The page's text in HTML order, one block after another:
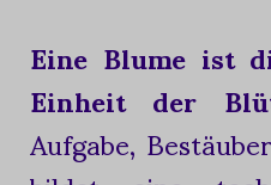
Eine Blume ist
Einheit der
Aufgabe,